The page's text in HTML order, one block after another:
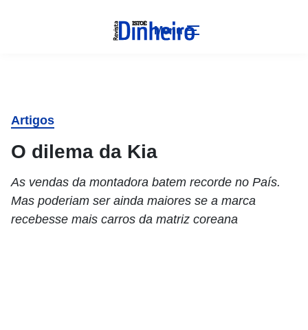
Menu
Artigos
O dilema da Kia
As vendas da montadora batem recorde no País.
Mas poderiam ser ainda maiores se a marca
recebesse mais carros da matriz coreana